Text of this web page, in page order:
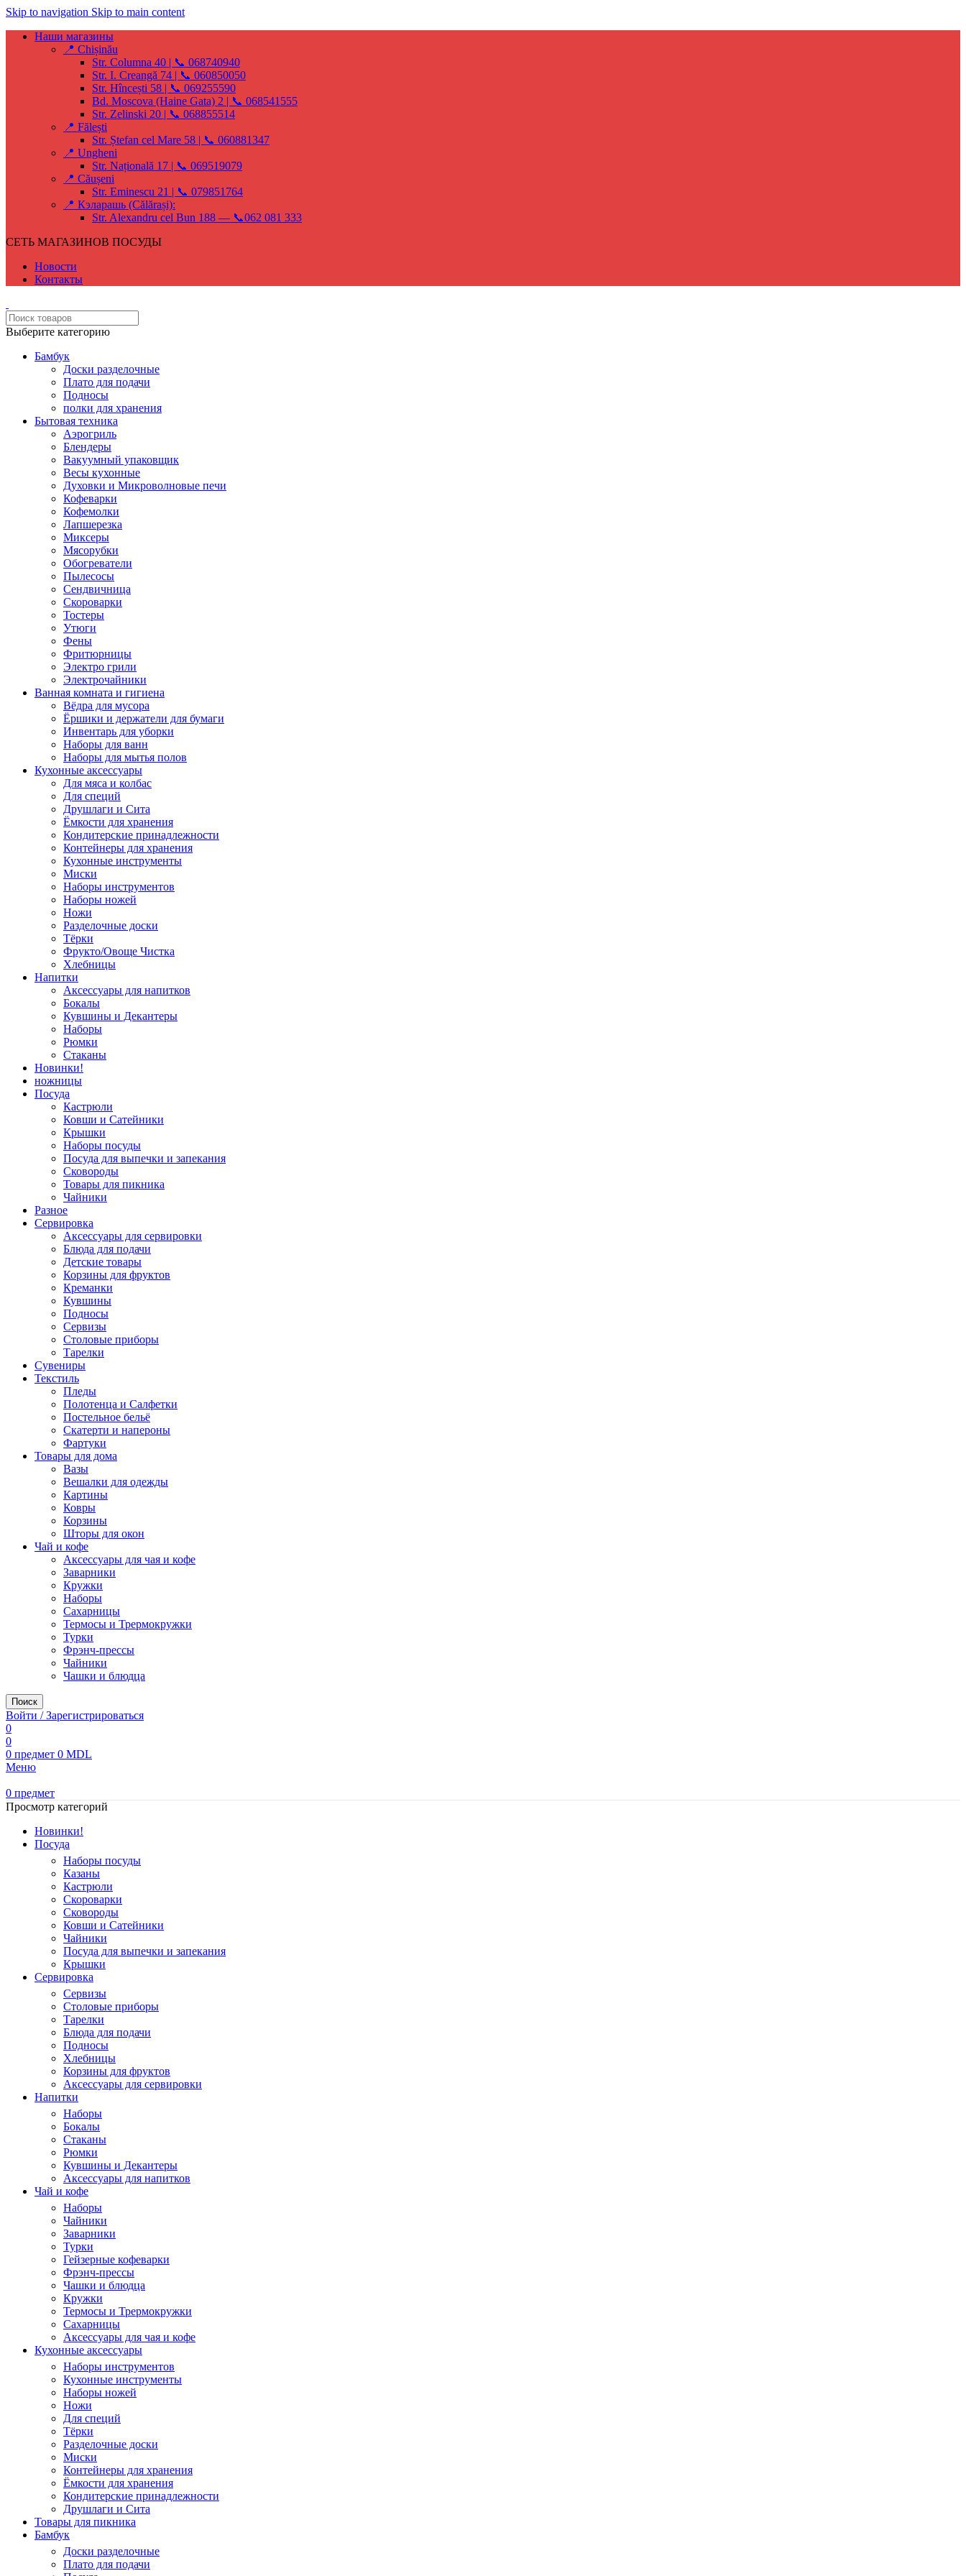
Skip to navigation Skip to main content
Наши магазины
📍 Chișinău
Str. Columna 40 | 📞 068740940
Str. I. Creangă 74 | 📞 060850050
Str. Hîncești 58 | 📞 069255590
Bd. Moscova (Haine Gata) 2 | 📞 068541555
Str. Zelinski 20 | 📞 068855514
📍 Fălești
Str. Ștefan cel Mare 58 | 📞 060881347
📍 Ungheni
Str. Națională 17 | 📞 069519079
📍 Căușeni
Str. Eminescu 21 | 📞 079851764
📍 Кэларашь (Călărași):
Str. Alexandru cel Bun 188 — 📞062 081 333
СЕТЬ МАГАЗИНОВ ПОСУДЫ
Новости
Контакты
Выберите категорию
Бамбук
Доски разделочные
Плато для подачи
Подносы
полки для хранения
Бытовая техника
Аэрогриль
Блендеры
Вакуумный упаковщик
Весы кухонные
Духовки и Микроволновые печи
Кофеварки
Кофемолки
Лапшерезка
Миксеры
Мясорубки
Обогреватели
Пылесосы
Сендвичница
Скороварки
Тостеры
Утюги
Фены
Фритюрницы
Электро грили
Электрочайники
Ванная комната и гигиена
Вёдра для мусора
Ёршики и держатели для бумаги
Инвентарь для уборки
Наборы для ванн
Наборы для мытья полов
Кухонные аксессуары
Для мяса и колбас
Для специй
Друшлаги и Сита
Ёмкости для хранения
Кондитерские принадлежности
Контейнеры для хранения
Кухонные инструменты
Миски
Наборы инструментов
Наборы ножей
Ножи
Разделочные доски
Тёрки
Фрукто/Овоще Чистка
Хлебницы
Напитки
Аксессуары для напитков
Бокалы
Кувшины и Декантеры
Наборы
Рюмки
Стаканы
Новинки!
ножницы
Посуда
Кастрюли
Ковши и Сатейники
Крышки
Наборы посуды
Посуда для выпечки и запекания
Сковороды
Товары для пикника
Чайники
Разное
Сервировка
Аксессуары для сервировки
Блюда для подачи
Детские товары
Корзины для фруктов
Креманки
Кувшины
Подносы
Сервизы
Столовые приборы
Тарелки
Сувениры
Текстиль
Пледы
Полотенца и Салфетки
Постельное бельё
Скатерти и напероны
Фартуки
Товары для дома
Вазы
Вешалки для одежды
Картины
Ковры
Корзины
Шторы для окон
Чай и кофе
Аксессуары для чая и кофе
Заварники
Кружки
Наборы
Сахарницы
Термосы и Трермокружки
Турки
Фрэнч-прессы
Чайники
Чашки и блюдца
Поиск
Войти / Зарегистрироваться
0
0
0 предмет 0 MDL
Меню
0 предмет
Просмотр категорий
Новинки!
Посуда
Наборы посуды
Казаны
Кастрюли
Скороварки
Сковороды
Ковши и Сатейники
Чайники
Посуда для выпечки и запекания
Крышки
Сервировка
Сервизы
Столовые приборы
Тарелки
Блюда для подачи
Подносы
Хлебницы
Корзины для фруктов
Аксессуары для сервировки
Напитки
Наборы
Бокалы
Стаканы
Рюмки
Кувшины и Декантеры
Аксессуары для напитков
Чай и кофе
Наборы
Чайники
Заварники
Турки
Гейзерные кофеварки
Фрэнч-прессы
Чашки и блюдца
Кружки
Термосы и Трермокружки
Сахарницы
Аксессуары для чая и кофе
Кухонные аксессуары
Наборы инструментов
Кухонные инструменты
Наборы ножей
Ножи
Для специй
Тёрки
Разделочные доски
Миски
Контейнеры для хранения
Ёмкости для хранения
Кондитерские принадлежности
Друшлаги и Сита
Товары для пикника
Бамбук
Доски разделочные
Плато для подачи